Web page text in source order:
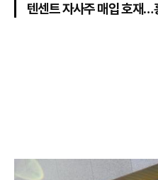
텐센트 자사주 매입 호재…